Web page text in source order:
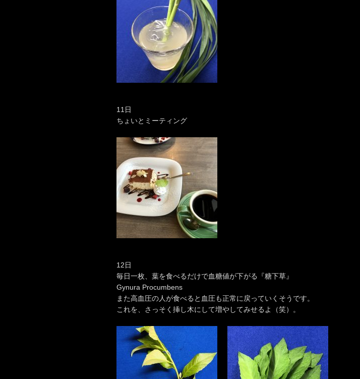
11日
ちょいとミーティング
12日
毎日一枚、葉を食べるだけで血糖値が下がる『糖下草』
Gynura Procumbens
また高血圧の人が食べると血圧も正常に戻っていくそうです。
これを、さっそく挿し木にして増やしてみせるよ（笑）。